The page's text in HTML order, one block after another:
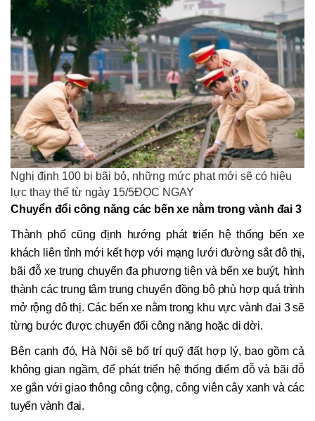
Nghị định 100 bị bãi bỏ, những mức phạt mới sẽ có hiệu
lực thay thế từ ngày 15/5ĐỌC NGAY
Chuyển đổi công năng các bến xe nằm trong vành đai 3
Thành phố cũng định hướng phát triển hệ thống bến xe
khách liên tỉnh mới kết hợp với mạng lưới đường sắt đô thị,
bãi đỗ xe trung chuyển đa phương tiện và bến xe buýt, hình
thành các trung tâm trung chuyển đồng bộ phù hợp quá trình
mở rộng đô thị. Các bến xe nằm trong khu vực vành đai 3 sẽ
từng bước được chuyển đổi công năng hoặc di dời.
Bên cạnh đó, Hà Nội sẽ bố trí quỹ đất hợp lý, bao gồm cả
không gian ngầm, để phát triển hệ thống điểm đỗ và bãi đỗ
xe gắn với giao thông công cộng, công viên cây xanh và các
tuyến vành đai.